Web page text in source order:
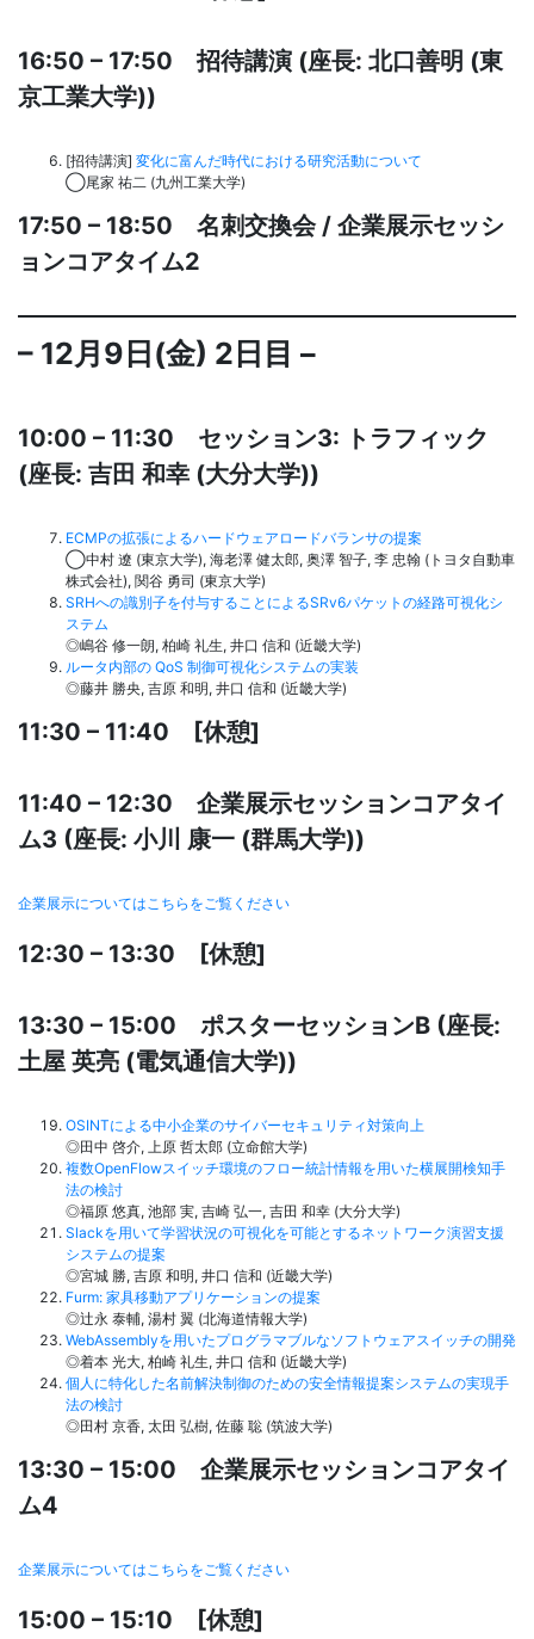
16:50 – 17:50 招待講演 (座長: 北口善明 (東
京工業大学))
[招待講演] 変化に富んだ時代における研究活動について
◯尾家 祐二 (九州工業大学)
17:50 – 18:50
名刺交換会 / 企業展示セッシ
ョンコアタイム2
– 12月9日(金) 2日目 –
10:00 – 11:30 セッション3: トラフィック
(座長: 吉田 和幸 (大分大学))
ECMPの拡張によるハードウェアロードバランサの提案
◯中村 遼 (東京大学), 海老澤 健太郎, 奥澤 智子, 李 忠翰 (トヨタ自動車
株式会社), 関谷 勇司 (東京大学)
SRHへの識別子を付与することによるSRv6パケットの経路可視化シ
ステム
◎嶋谷 修一朗, 柏崎 礼生, 井口 信和 (近畿大学)
ルータ内部の QoS 制御可視化システムの実装
◎藤井 勝央, 吉原 和明, 井口 信和 (近畿大学)
11:30 – 11:40 [休憩]
11:40 – 12:30 企業展示セッションコアタイ
ム3 (座長: 小川 康一 (群馬大学))
企業展示についてはこちらをご覧ください
12:30 – 13:30 [休憩]
13:30 – 15:00 ポスターセッションB (座長:
土屋 英亮 (電気通信大学))
OSINTによる中小企業のサイバーセキュリティ対策向上
◎田中 啓介, 上原 哲太郎 (立命館大学)
複数OpenFlowスイッチ環境のフロー統計情報を用いた横展開検知手
法の検討
◎福原 悠真, 池部 実, 吉崎 弘一, 吉田 和幸 (大分大学)
Slackを用いて学習状況の可視化を可能とするネットワーク演習支援
システムの提案
◎宮城 勝, 吉原 和明, 井口 信和 (近畿大学)
Furm: 家具移動アプリケーションの提案
◎辻永 泰輔, 湯村 翼 (北海道情報大学)
WebAssemblyを用いたプログラマブルなソフトウェアスイッチの開発
◎着本 光大, 柏崎 礼生, 井口 信和 (近畿大学)
個人に特化した名前解決制御のための安全情報提案システムの実現手
法の検討
◎田村 京香, 太田 弘樹, 佐藤 聡 (筑波大学)
13:30 – 15:00 企業展示セッションコアタイ
ム4
企業展示についてはこちらをご覧ください
15:00 – 15:10 [休憩]